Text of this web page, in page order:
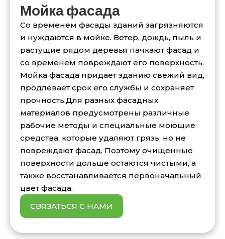
Мойка фасада
Со временем фасады зданий загрязняются
и нуждаются в мойке. Ветер, дождь, пыль и
растущие рядом деревья пачкают фасад и
со временем повреждают его поверхность.
Мойка фасада придает зданию свежий вид,
продлевает срок его службы и сохраняет
прочность.Для разных фасадных
материалов предусмотрены различные
рабочие методы и специальные моющие
средства, которые удаляют грязь, но не
повреждают фасад. Поэтому очищенные
поверхности дольше остаются чистыми, а
также восстанавливается первоначальный
цвет фасада.
СВЯЗАТЬСЯ С НАМИ